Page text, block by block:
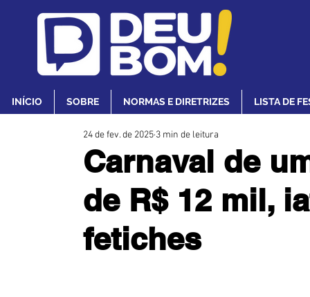
INÍCIO SOBRE NORMAS E DIRETRIZES LISTA DE
Carnaval de
de R$ 12 mil,
fetiches
24 de fev. de 2025 3 min de leitura